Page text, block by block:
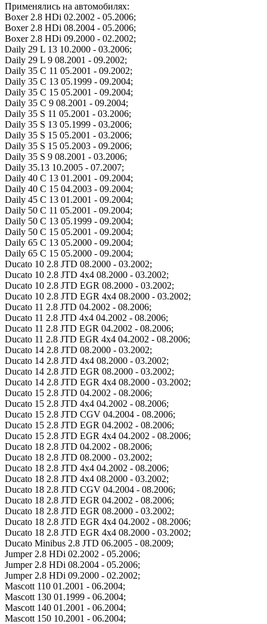
Применялись на автомобилях:
Boxer 2.8 HDi 02.2002 - 05.2006;
Boxer 2.8 HDi 08.2004 - 05.2006;
Boxer 2.8 HDi 09.2000 - 02.2002;
Daily 29 L 13 10.2000 - 03.2006;
Daily 29 L 9 08.2001 - 09.2002;
Daily 35 C 11 05.2001 - 09.2002;
Daily 35 C 13 05.1999 - 09.2004;
Daily 35 C 15 05.2001 - 09.2004;
Daily 35 C 9 08.2001 - 09.2004;
Daily 35 S 11 05.2001 - 03.2006;
Daily 35 S 13 05.1999 - 03.2006;
Daily 35 S 15 05.2001 - 03.2006;
Daily 35 S 15 05.2003 - 09.2006;
Daily 35 S 9 08.2001 - 03.2006;
Daily 35.13 10.2005 - 07.2007;
Daily 40 C 13 01.2001 - 09.2004;
Daily 40 C 15 04.2003 - 09.2004;
Daily 45 C 13 01.2001 - 09.2004;
Daily 50 C 11 05.2001 - 09.2004;
Daily 50 C 13 05.1999 - 09.2004;
Daily 50 C 15 05.2001 - 09.2004;
Daily 65 C 13 05.2000 - 09.2004;
Daily 65 C 15 05.2000 - 09.2004;
Ducato 10 2.8 JTD 08.2000 - 03.2002;
Ducato 10 2.8 JTD 4x4 08.2000 - 03.2002;
Ducato 10 2.8 JTD EGR 08.2000 - 03.2002;
Ducato 10 2.8 JTD EGR 4x4 08.2000 - 03.2002;
Ducato 11 2.8 JTD 04.2002 - 08.2006;
Ducato 11 2.8 JTD 4x4 04.2002 - 08.2006;
Ducato 11 2.8 JTD EGR 04.2002 - 08.2006;
Ducato 11 2.8 JTD EGR 4x4 04.2002 - 08.2006;
Ducato 14 2.8 JTD 08.2000 - 03.2002;
Ducato 14 2.8 JTD 4x4 08.2000 - 03.2002;
Ducato 14 2.8 JTD EGR 08.2000 - 03.2002;
Ducato 14 2.8 JTD EGR 4x4 08.2000 - 03.2002;
Ducato 15 2.8 JTD 04.2002 - 08.2006;
Ducato 15 2.8 JTD 4x4 04.2002 - 08.2006;
Ducato 15 2.8 JTD CGV 04.2004 - 08.2006;
Ducato 15 2.8 JTD EGR 04.2002 - 08.2006;
Ducato 15 2.8 JTD EGR 4x4 04.2002 - 08.2006;
Ducato 18 2.8 JTD 04.2002 - 08.2006;
Ducato 18 2.8 JTD 08.2000 - 03.2002;
Ducato 18 2.8 JTD 4x4 04.2002 - 08.2006;
Ducato 18 2.8 JTD 4x4 08.2000 - 03.2002;
Ducato 18 2.8 JTD CGV 04.2004 - 08.2006;
Ducato 18 2.8 JTD EGR 04.2002 - 08.2006;
Ducato 18 2.8 JTD EGR 08.2000 - 03.2002;
Ducato 18 2.8 JTD EGR 4x4 04.2002 - 08.2006;
Ducato 18 2.8 JTD EGR 4x4 08.2000 - 03.2002;
Ducato Minibus 2.8 JTD 06.2005 - 08.2009;
Jumper 2.8 HDi 02.2002 - 05.2006;
Jumper 2.8 HDi 08.2004 - 05.2006;
Jumper 2.8 HDi 09.2000 - 02.2002;
Mascott 110 01.2001 - 06.2004;
Mascott 130 01.1999 - 06.2004;
Mascott 140 01.2001 - 06.2004;
Mascott 150 10.2001 - 06.2004;